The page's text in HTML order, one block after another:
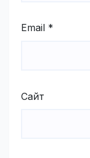
Email *
Сайт